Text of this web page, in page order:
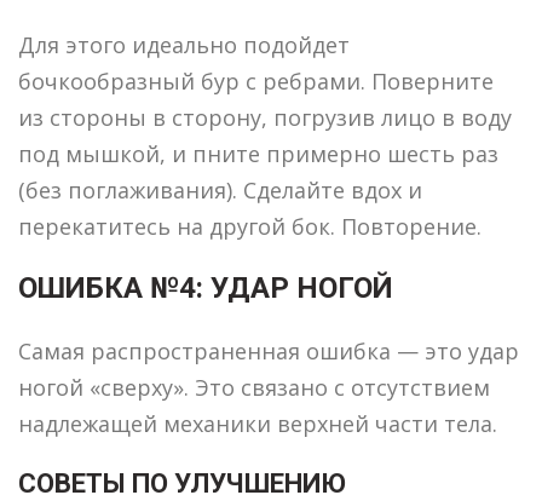
Для этого идеально подойдет
бочкообразный бур с ребрами. Поверните
из стороны в сторону, погрузив лицо в воду
под мышкой, и пните примерно шесть раз
(без поглаживания). Сделайте вдох и
перекатитесь на другой бок. Повторение.
ОШИБКА №4: УДАР НОГОЙ
Самая распространенная ошибка — это удар
ногой «сверху». Это связано с отсутствием
надлежащей механики верхней части тела.
СОВЕТЫ ПО УЛУЧШЕНИЮ